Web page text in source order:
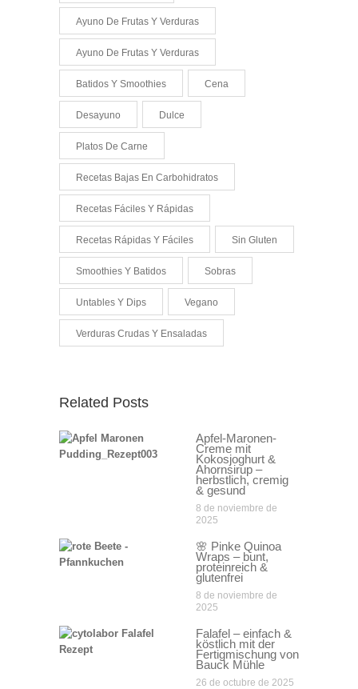
Ayuno De Frutas Y Verduras
Ayuno De Frutas Y Verduras
Batidos Y Smoothies Cena
Desayuno Dulce
Platos De Carne
Recetas Bajas En Carbohidratos
Recetas Fáciles Y Rápidas
Recetas Rápidas Y Fáciles Sin Gluten
Smoothies Y Batidos Sobras
Untables Y Dips Vegano
Verduras Crudas Y Ensaladas
Related Posts
Apfel-Maronen-
Creme mit
Kokosjoghurt &
Ahornsirup –
herbstlich, cremig
& gesund
8 de noviembre de
2025
🌸 Pinke Quinoa
Wraps – bunt,
proteinreich &
glutenfrei
8 de noviembre de
2025
Falafel – einfach &
köstlich mit der
Fertigmischung von
Bauck Mühle
26 de octubre de 2025